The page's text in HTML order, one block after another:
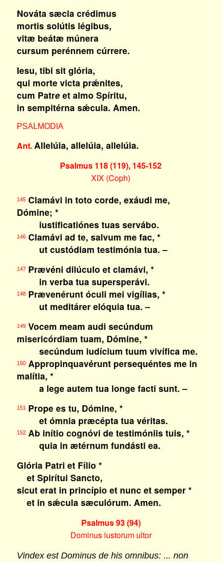
Nováta sæcla crédimus
mortis solútis légibus,
vitæ beátæ múnera
cursum perénnem cúrrere.
Iesu, tibi sit glória,
qui morte victa prǽnites,
cum Patreet almo Spíritu,
in sempitérna sǽcula. Amen.
PSALMODIA
Ant.Allelúia, allelúia, allelúia.
Psalmus 118 (119), 145-152
XIX (Coph)
145Clamávi in toto corde, exáudi me,
Dómine; *
iustificatiónes tuas servábo.
146Clamávi ad te, salvum me fac, *
ut custódiam testimónia tua. –
147Prævéni dilúculo et clamávi, *
in verba tua supersperávi.
148Prævenérunt óculi mei vigílias, *
ut meditárer elóquia tua. –
149Vocem meam audi secúndum
misericórdiam tuam, Dómine, *
secúndum iudícium tuum vivífica me.
150Appropinquavérunt persequéntes me in
malítia, *
a lege autem tua longe facti sunt. –
151Prope es tu, Dómine, *
et ómnia præcépta tua véritas.
152Ab inítio cognóvi de testimóniis tuis, *
quia in ætérnum fundásti ea.
Glória Patri et Fílio *
et Spirítui Sancto,
sicut erat in princípio et nunc et semper *
et in sǽcula sæculórum. Amen.
Psalmus 93 (94)
Dominus iustorum ultor
Vindex est Dominus de his omnibus: ... non